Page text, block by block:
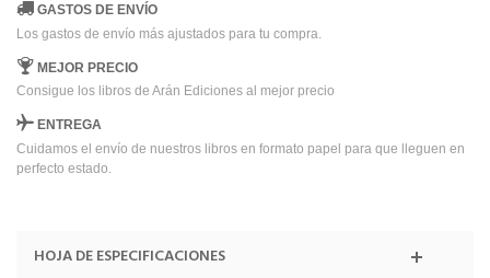
GASTOS DE ENVÍO
Los gastos de envío más ajustados para tu compra.
MEJOR PRECIO
Consigue los libros de Arán Ediciones al mejor precio
ENTREGA
Cuidamos el envío de nuestros libros en formato papel para que lleguen en
perfecto estado.
HOJA DE ESPECIFICACIONES